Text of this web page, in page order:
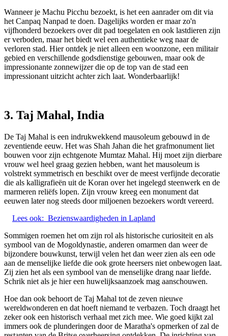
Wanneer je Machu Picchu bezoekt, is het een aanrader om dit via
het Canpaq Nanpad te doen. Dagelijks worden er maar zo'n
vijfhonderd bezoekers over dit pad toegelaten en ook lastdieren zijn
er verboden, maar het biedt wel een authentieke weg naar de
verloren stad. Hier ontdek je niet alleen een woonzone, een militair
gebied en verschillende godsdienstige gebouwen, maar ook de
impressionante zonnewijzer die op de top van de stad een
impressionant uitzicht achter zich laat. Wonderbaarlijk!
3. Taj Mahal, India
De Taj Mahal is een indrukwekkend mausoleum gebouwd in de
zeventiende eeuw. Het was Shah Jahan die het grafmonument liet
bouwen voor zijn echtgenote Mumtaz Mahal. Hij moet zijn dierbare
vrouw wel heel graag gezien hebben, want het mausoleum is
volstrekt symmetrisch en beschikt over de meest verfijnde decoratie
die als kalligrafieën uit de Koran over het ingelegd steenwerk en de
marmeren reliëfs lopen. Zijn vrouw kreeg een monument dat
eeuwen later nog steeds door miljoenen bezoekers wordt vereerd.
Lees ook: Bezienswaardigheden in Lapland
Sommigen roemen het om zijn rol als historische curiositeit en als
symbool van de Mogoldynastie, anderen omarmen dan weer de
bijzondere bouwkunst, terwijl velen het dan weer zien als een ode
aan de menselijke liefde die ook grote heersers niet onbewogen laat.
Zij zien het als een symbool van de menselijke drang naar liefde.
Schrik niet als je hier een huwelijksaanzoek mag aanschouwen.
Hoe dan ook behoort de Taj Mahal tot de zeven nieuwe
wereldwonderen en dat hoeft niemand te verbazen. Toch draagt het
zeker ook een historisch verhaal met zich mee. Wie goed kijkt zal
immers ook de plunderingen door de Maratha's opmerken of zal de